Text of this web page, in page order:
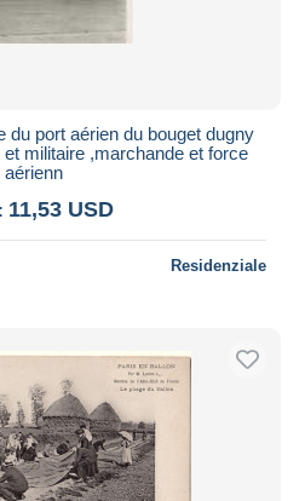
du port aérien du bouget dugny
militaire ,marchande et force
aérienn
11,53 USD
Residenziale